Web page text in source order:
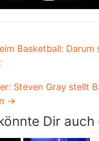
Basketball: Darum
Steven Gray stellt
→
Dir auch